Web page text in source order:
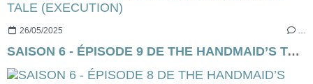
26/05/2025
SAISON 6 - ÉPISODE 9 DE THE HANDMAID’S TALE (EXECUTION)